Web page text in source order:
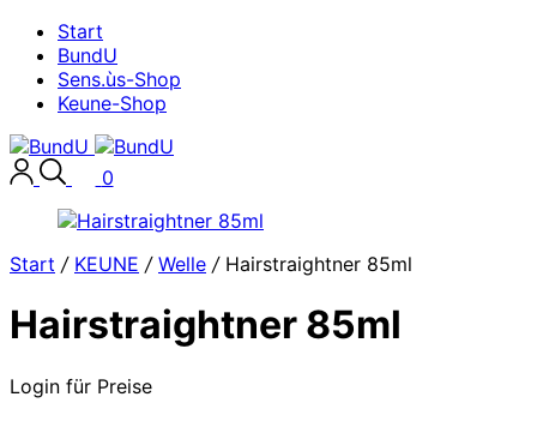
Start
BundU
Sens.ùs-Shop
Keune-Shop
0
Start / KEUNE / Welle /Hairstraightner 85ml
Hairstraightner 85ml
Login für Preise